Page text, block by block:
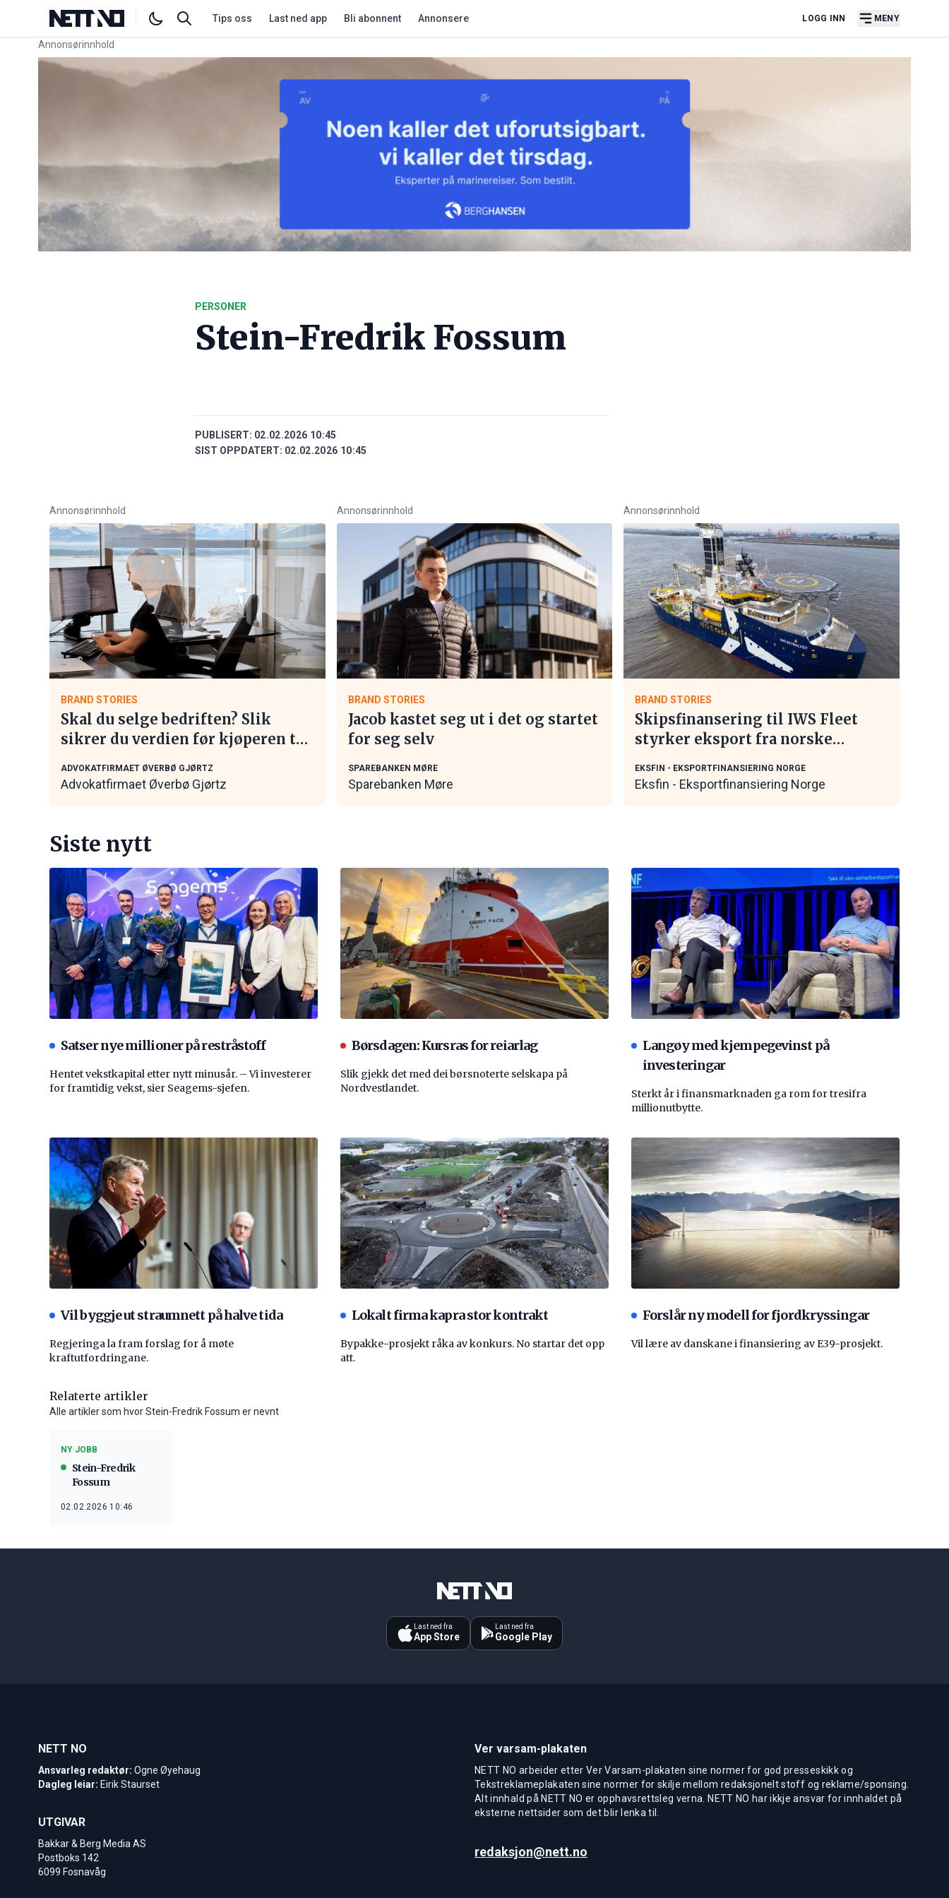
Tips oss Last ned app Bli abonnent Annonsere LOGG INN MENY
Annonsørinnhold
Link for annonse
PERSONER
Stein-Fredrik Fossum
PUBLISERT: 02.02.2026 10:45
SIST OPPDATERT: 02.02.2026 10:45
Annonsørinnhold
BRAND STORIES
Skal du selge bedriften? Slik
sikrer du verdien før kjøperen tar
ADVOKATFIRMAET ØVERBØ GJØRTZ
Advokatfirmaet Øverbø Gjørtz
Annonsørinnhold
BRAND STORIES
Jacob kastet seg ut i det og startet
for seg selv
SPAREBANKEN MØRE
Sparebanken Møre
Annonsørinnhold
BRAND STORIES
Skipsfinansering til IWS Fleet
styrker eksport fra norske
EKSFIN - EKSPORTFINANSIERING NORGE
Eksfin - Eksportfinansiering Norge
Siste nytt
Satser nye millioner på restråstoff
Hentet vekstkapital etter nytt minusår. – Vi investerer
for framtidig vekst, sier Seagems-sjefen.
Børsdagen: Kursras for reiarlag
Slik gjekk det med dei børsnoterte selskapa på
Nordvestlandet.
Langøy med kjempegevinst på
investeringar
Sterkt år i finansmarknaden ga rom for tresifra
millionutbytte.
Vil byggje ut straumnett på halve tida
Regjeringa la fram forslag for å møte
kraftutfordringane.
Lokalt firma kapra stor kontrakt
Bypakke-prosjekt råka av konkurs. No startar det opp
att.
Forslår ny modell for fjordkryssingar
Vil lære av danskane i finansiering av E39-prosjekt.
Relaterte artikler
Alle artikler som hvor Stein-Fredrik Fossum er nevnt
NY JOBB
Stein-Fredrik
Fossum
02.02.2026 10:46
Last ned fra
App Store
Last ned fra
Google Play
NETT NO
Ansvarleg redaktør: Ogne Øyehaug
Dagleg leiar: Eirik Staurset
UTGIVAR
Bakkar & Berg Media AS
Postboks 142
6099 Fosnavåg
Ver varsam-plakaten
NETT NO arbeider etter Ver Varsam-plakaten sine normer for god presseskikk og
Tekstreklameplakaten sine normer for skilje mellom redaksjonelt stoff og reklame/sponsing.
Alt innhald på NETT NO er opphavsrettsleg verna. NETT NO har ikkje ansvar for innhaldet på
eksterne nettsider som det blir lenka til.
redaksjon@nett.no